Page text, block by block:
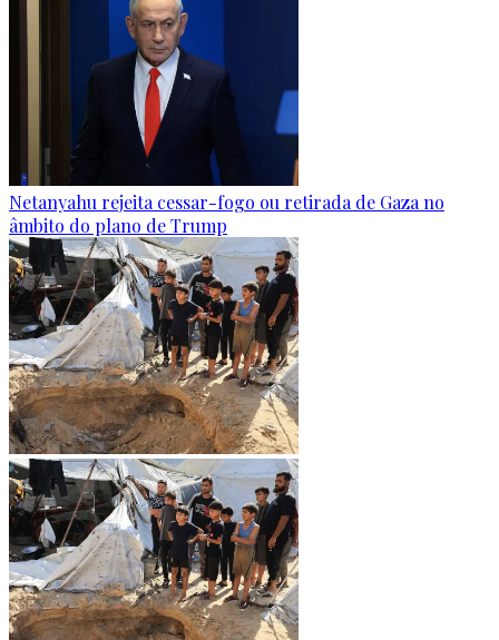
Netanyahu rejeita cessar-fogo ou retirada de Gaza no
âmbito do plano de Trump